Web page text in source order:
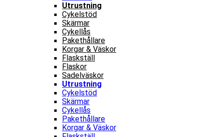
Utrustning
Cykelstöd
Skärmar
Cykellås
Pakethållare
Korgar & Väskor
Flaskställ
Flaskor
Sadelväskor
Utrustning
Cykelstöd
Skärmar
Cykellås
Pakethållare
Korgar & Väskor